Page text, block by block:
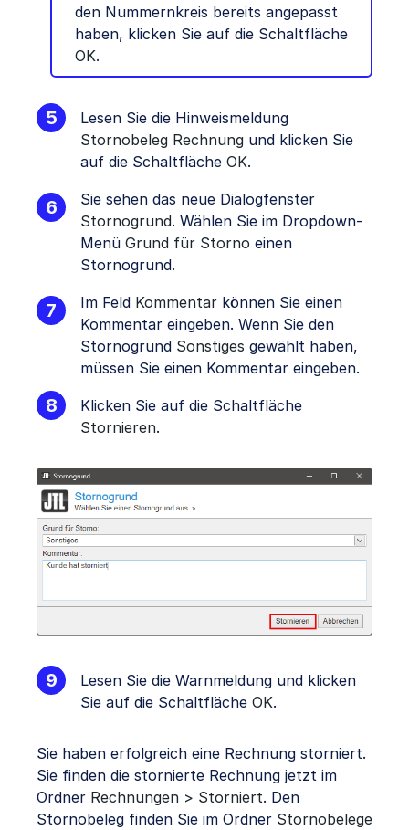
den Nummernkreis bereits angepasst
haben, klicken Sie auf die Schaltfläche
OK.
Lesen Sie die Hinweismeldung
Stornobeleg Rechnung und klicken Sie
auf die Schaltfläche OK.
Sie sehen das neue Dialogfenster
Stornogrund. Wählen Sie im Dropdown-
Menü Grund für Storno einen
Stornogrund.
Im Feld Kommentar können Sie einen
Kommentar eingeben. Wenn Sie den
Stornogrund Sonstiges gewählt haben,
müssen Sie einen Kommentar eingeben.
Klicken Sie auf die Schaltfläche
Stornieren.
Lesen Sie die Warnmeldung und klicken
Sie auf die Schaltfläche OK.
Sie haben erfolgreich eine Rechnung storniert.
Sie finden die stornierte Rechnung jetzt im
Ordner Rechnungen > Storniert. Den
Stornobeleg finden Sie im Ordner Stornobelege